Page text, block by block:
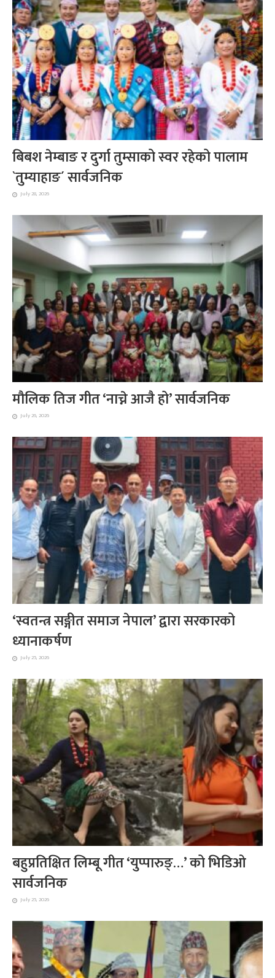
बिबश नेम्बाङ र दुर्गा तुम्साको स्वर रहेको पालाम
`तुम्याहाङ´ सार्वजनिक
July 28, 2026
मौलिक तिज गीत ‘नाच्ने आजै हो’ सार्वजनिक
July 26, 2026
‘स्वतन्त्र सङ्गीत समाज नेपाल’ द्वारा सरकारको
ध्यानाकर्षण
July 25, 2026
बहुप्रतिक्षित लिम्बू गीत ‘युप्पारुङ्…’ को भिडिओ
सार्वजनिक
July 25, 2026